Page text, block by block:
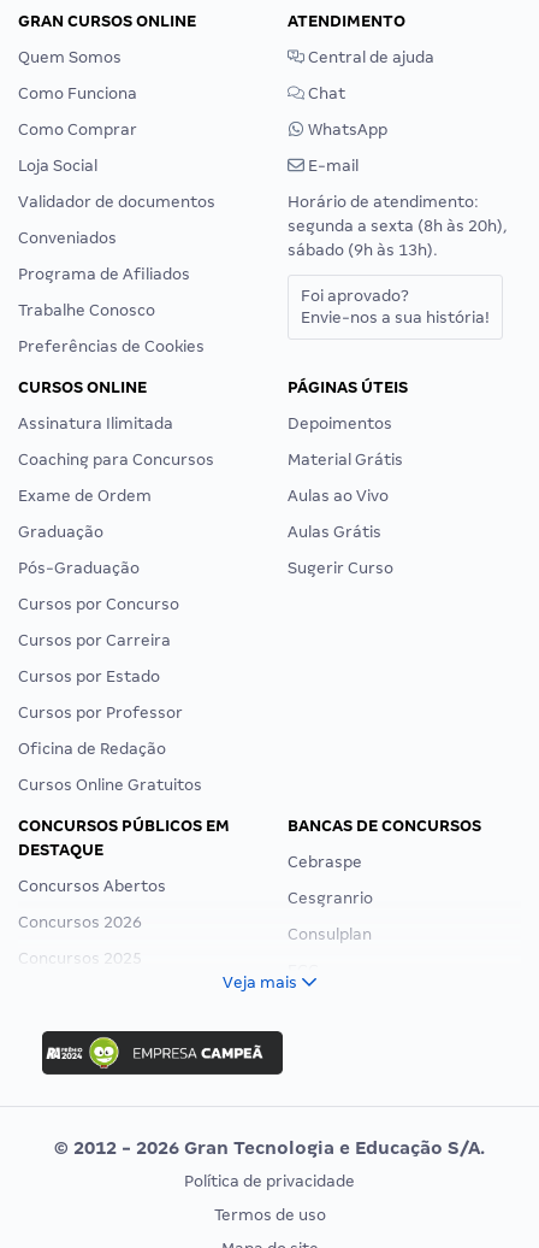
GRAN CURSOS ONLINE
Quem Somos
Como Funciona
Como Comprar
Loja Social
Validador de documentos
Conveniados
Programa de Afiliados
Trabalhe Conosco
Preferências de Cookies
ATENDIMENTO
Central de ajuda
Chat
WhatsApp
E-mail
Horário de atendimento:
segunda a sexta (8h às 20h),
sábado (9h às 13h).
Foi aprovado?
Envie-nos a sua história!
CURSOS ONLINE
Assinatura Ilimitada
Coaching para Concursos
Exame de Ordem
Graduação
Pós-Graduação
Cursos por Concurso
Cursos por Carreira
Cursos por Estado
Cursos por Professor
Oficina de Redação
Cursos Online Gratuitos
PÁGINAS ÚTEIS
Depoimentos
Material Grátis
Aulas ao Vivo
Aulas Grátis
Sugerir Curso
CONCURSOS PÚBLICOS EM
DESTAQUE
Concursos Abertos
Concursos 2026
Concursos 2025
Concurso Ibama
Concurso MPU
Editais publicados
BANCAS DE CONCURSOS
Cebraspe
Cesgranrio
Consulplan
Vunesp
CONCURSOS POR PROFISSÃO
EXAME DE ORDEM
Veja mais
© 2012 - 2026 Gran Tecnologia e Educação S/A.
Política de privacidade
Termos de uso